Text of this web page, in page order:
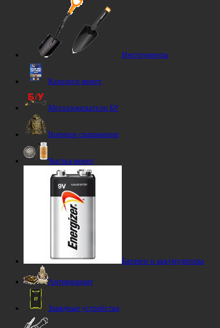
Инструменты
Каталоги монет
Металлоискатели БУ
Военное снаряжение
Чистка монет
Батареи и аккумуляторы
Антиквариат
Зарядные устройства